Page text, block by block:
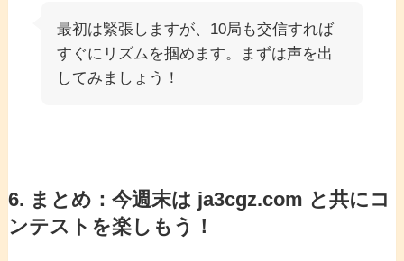
最初は緊張しますが、10局も交信すれば
すぐにリズムを掴めます。まずは声を出
してみましょう！
6. まとめ：今週末は ja3cgz.com と共にコ
ンテストを楽しもう！